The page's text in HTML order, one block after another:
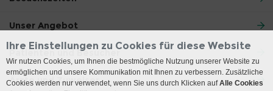
Unser Angebot
Patienten und Besucher
Ärzte und Zuweiser
Ihre Einstellungen zu Cookies für diese Website
Wir nutzen Cookies, um Ihnen die bestmögliche Nutzung unserer Website zu
ermöglichen und unsere Kommunikation mit Ihnen zu verbessern. Zusätzliche
Cookies werden nur verwendet, wenn Sie uns durch Klicken aufAlle Cookies